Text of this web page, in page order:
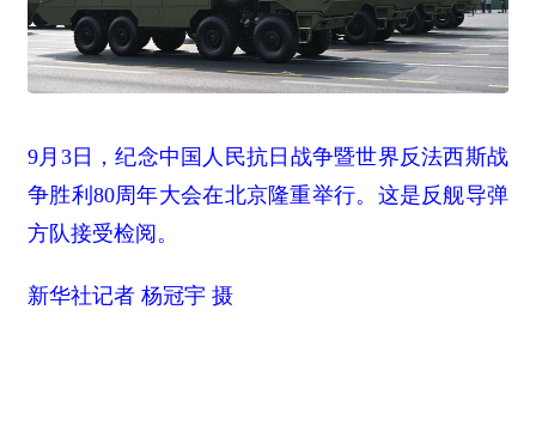
9月3日，纪念中国人民抗日战争暨世界反法西斯战
争胜利80周年大会在北京隆重举行。这是反舰导弹
方队接受检阅。
新华社记者 杨冠宇 摄